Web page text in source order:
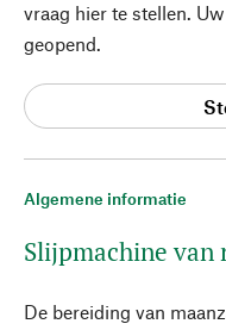
Algemene informatie
Slijpmachine van
De bereiding van
vraag hier te stellen.
geopend.